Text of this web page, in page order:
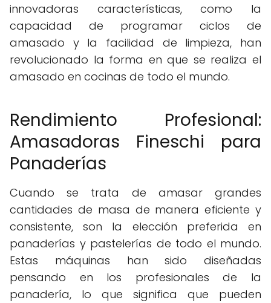
innovadoras características, como la
capacidad de programar ciclos de
amasado y la facilidad de limpieza, han
revolucionado la forma en que se realiza el
amasado en cocinas de todo el mundo.
Rendimiento Profesional:
Amasadoras Fineschi para
Panaderías
Cuando se trata de amasar grandes
cantidades de masa de manera eficiente y
consistente, son la elección preferida en
panaderías y pastelerías de todo el mundo.
Estas máquinas han sido diseñadas
pensando en los profesionales de la
panadería, lo que significa que pueden